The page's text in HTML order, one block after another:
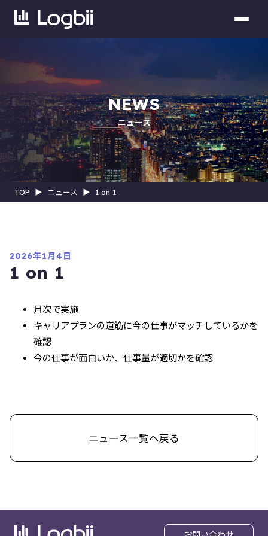
NEWS
ニュース
TOP ▶︎ ニュース ▶︎ 1 on 1
1 on 1
2026年1月4日
月次で実施
キャリアプランの道筋に今の仕事がマッチしているかを
確認
今の仕事が面白いか、仕事量が適切かを確認
ニュース一覧へ戻る